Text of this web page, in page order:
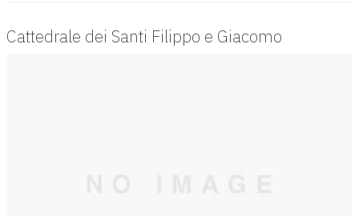
Cattedrale dei Santi Filippo e Giacomo